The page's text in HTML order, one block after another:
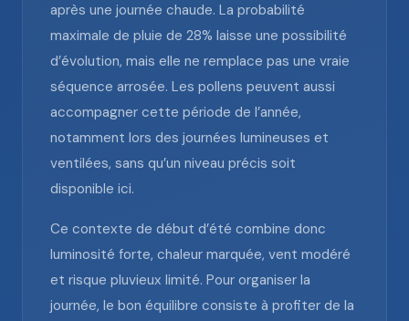
après une journée chaude. La probabilité
maximale de pluie de 28% laisse une possibilité
d’évolution, mais elle ne remplace pas une vraie
séquence arrosée. Les pollens peuvent aussi
accompagner cette période de l’année,
notamment lors des journées lumineuses et
ventilées, sans qu’un niveau précis soit
disponible ici.
Ce contexte de début d’été combine donc
luminosité forte, chaleur marquée, vent modéré
et risque pluvieux limité. Pour organiser la
journée, le bon équilibre consiste à profiter de la